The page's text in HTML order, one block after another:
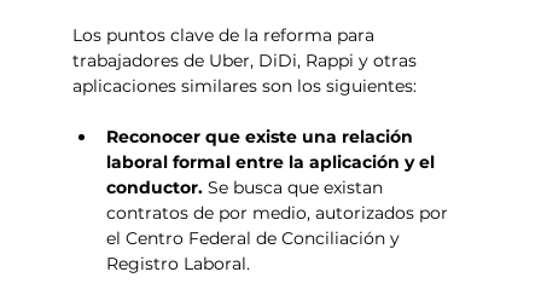
Los puntos clave de la reforma para
trabajadores de Uber, DiDi, Rappi y otras
aplicaciones similares son los siguientes:
Reconocer que existe una relación
laboral formal entre la aplicación y el
conductor. Se busca que existan
contratos de por medio, autorizados por
el Centro Federal de Conciliación y
Registro Laboral.